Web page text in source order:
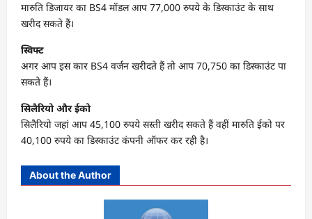
मारुति डिजायर का BS4 मॉडल आप 77,000 रुपये के डिस्काउंट के साथ
खरीद सकते हैं।
स्विफ्ट
अगर आप इस कार BS4 वर्जन खरीदते हैं तो आप 70,750 का डिस्काउंट पा
सकते हैं।
सिलैरियो और ईको
सिलैरियो जहां आप 45,100 रुपये सस्ती खरीद सकते हैं वहीं मारुति ईको पर
40,100 रुपये का डिस्काउंट कंपनी ऑफर कर रही है।
About the Author